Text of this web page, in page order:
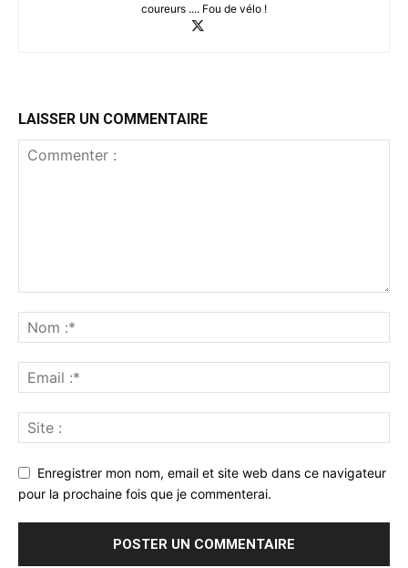
coureurs .... Fou de vélo !
LAISSER UN COMMENTAIRE
Enregistrer mon nom, email et site web dans ce navigateur
pour la prochaine fois que je commenterai.